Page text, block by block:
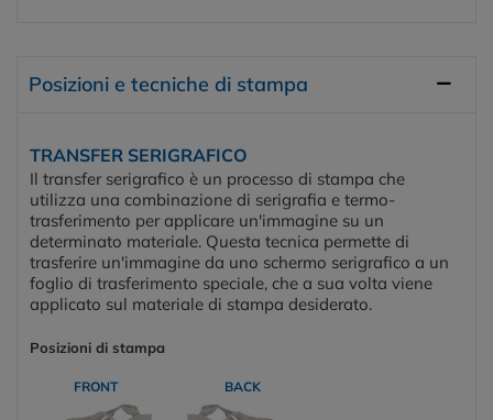
Posizioni e tecniche di stampa
TRANSFER SERIGRAFICO
Il transfer serigrafico è un processo di stampa che
utilizza una combinazione di serigrafia e termo-
trasferimento per applicare un'immagine su un
determinato materiale. Questa tecnica permette di
trasferire un'immagine da uno schermo serigrafico a un
foglio di trasferimento speciale, che a sua volta viene
applicato sul materiale di stampa desiderato.
Posizioni di stampa
FRONT BACK